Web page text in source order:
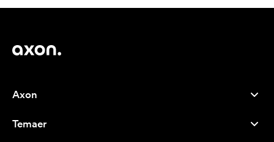
Axon
Om os
Temaer